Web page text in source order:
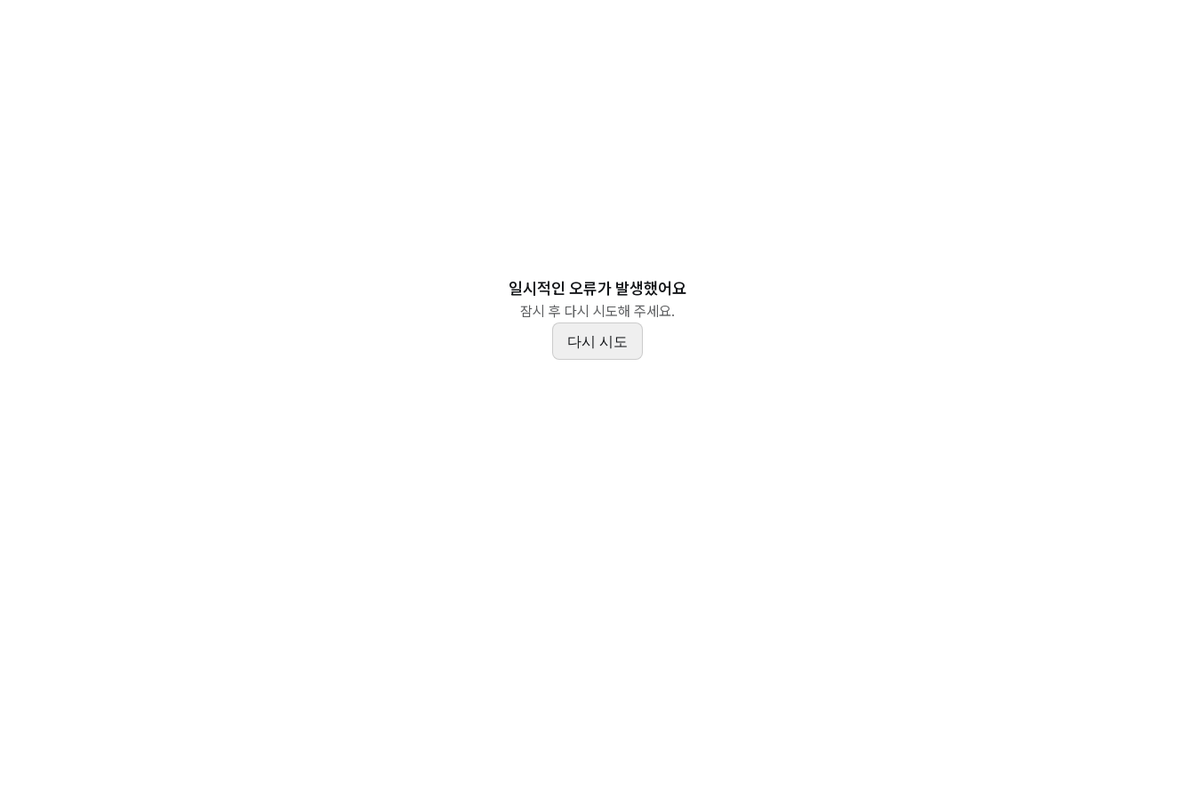
일시적인 오류가 발생했어요
잠시 후 다시 시도해 주세요.
다시 시도